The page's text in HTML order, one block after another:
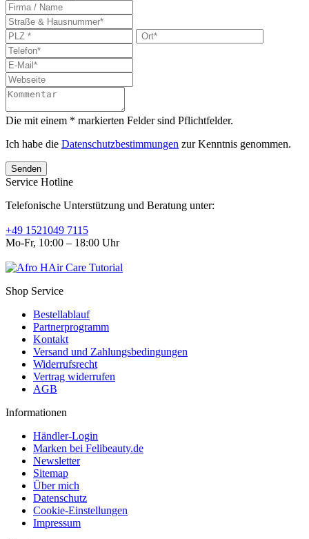
Die mit einem * markierten Felder sind Pflichtfelder.
Ich habe die Datenschutzbestimmungen zur Kenntnis genommen.
Senden
Service Hotline
Telefonische Unterstützung und Beratung unter:
+49 1521049 7115
Mo-Fr, 10:00 – 18:00 Uhr
Shop Service
Bestellablauf
Partnerprogramm
Kontakt
Versand und Zahlungsbedingungen
Widerrufsrecht
Vertrag widerrufen
AGB
Informationen
Händler-Login
Marken bei Felibeauty.de
Newsletter
Sitemap
Über mich
Datenschutz
Cookie-Einstellungen
Impressum